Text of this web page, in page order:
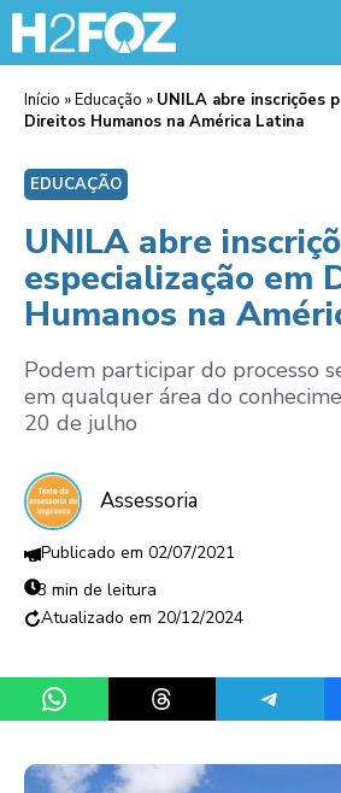
Início »Educação » UNILA abre inscrições
Direitos Humanos na América Latina
EDUCAÇÃO
UNILA abre
especialização em
Humanos na
Podem participar do processo
em qualquer área do
20 de julho
Assessoria
02/07/2021
3 min de leitura
20/12/2024
Share on WhatsAppShare on ThreadsShare